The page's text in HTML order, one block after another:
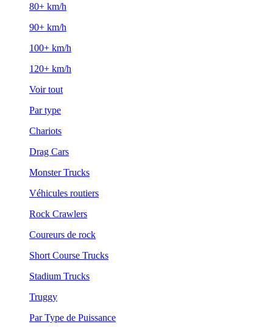
80+ km/h
90+ km/h
100+ km/h
120+ km/h
Voir tout
Par type
Chariots
Drag Cars
Monster Trucks
Véhicules routiers
Rock Crawlers
Coureurs de rock
Short Course Trucks
Stadium Trucks
Truggy
Par Type de Puissance